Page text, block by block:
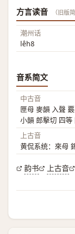
方言读音 （旧版
潮州话
lêh8
音系简文
中古音
匣母 麥韻 入聲
小韻 郎擊切 四等
上古音
黄侃系统：來母
韵书 上古音